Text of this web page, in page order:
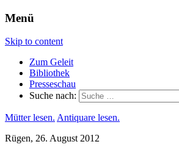
Menü
Skip to content
Zum Geleit
Bibliothek
Presseschau
Suche nach:
Mütter lesen. Antiquare lesen.
Rügen, 26. August 2012